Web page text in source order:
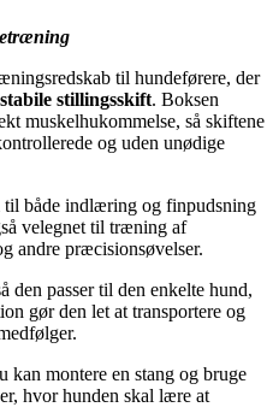
til hundeførere, der
stillingsskift. Boksen
muskelhukommelse, så skiftene
og uden unødige
både indlæring og finpudsning
velegnet til træning af
andre præcisionsøvelser.
den passer til den enkelte hund,
gør den let at transportere og
kan montere en stang og bruge
hvor hunden skal lære at